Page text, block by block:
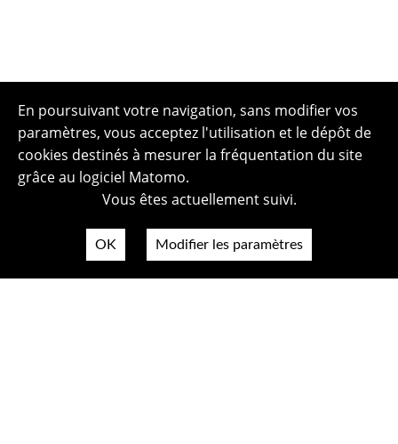
En poursuivant votre navigation, sans modifier vos
paramètres, vous acceptez l'utilisation et le dépôt de
cookies destinés à mesurer la fréquentation du site
grâce au logiciel Matomo.
Vous êtes actuellement suivi.
OK Modifier les paramètres